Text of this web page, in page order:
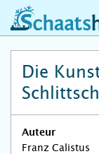
Die
Auteur
Franz Calistus